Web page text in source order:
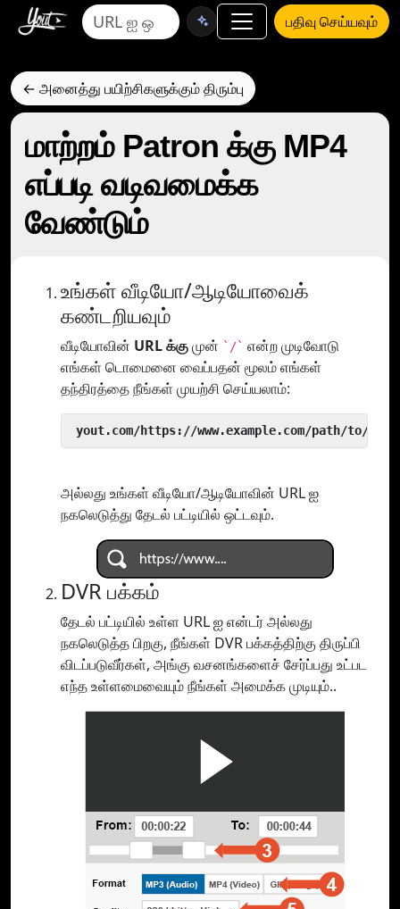
பதிவு செய்யவும்
← அனைத்து பயிற்சிகளுக்கும் திரும்பு
மாற்றம் Patron க்கு MP4
எப்படி வடிவமைக்க
வேண்டும்
உங்கள் வீடியோ/ஆடியோவைக்
கண்டறியவும்
வீடியோவின் URL க்குமுன் `/` என்ற முடிவோடு
எங்கள் டொமைனை வைப்பதன் மூலம் எங்கள்
தந்திரத்தை நீங்கள் முயற்சி செய்யலாம்:
yout.com/https://www.example.com/path/to/
அல்லது உங்கள் வீடியோ/ஆடியோவின் URL ஐ
நகலெடுத்து தேடல் பட்டியில் ஒட்டவும்.
DVR பக்கம்
தேடல் பட்டியில் உள்ள URL ஐ என்டர் அல்லது
நகலெடுத்த பிறகு, நீங்கள் DVR பக்கத்திற்கு திருப்பி
விடப்படுவீர்கள், அங்கு வசனங்களைச் சேர்ப்பது உட்பட
எந்த உள்ளமைவையும் நீங்கள் அமைக்க முடியும்..